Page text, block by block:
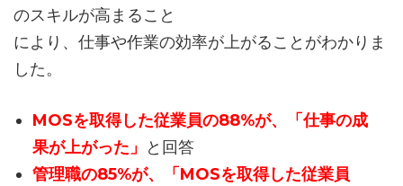
のスキルが高まること
により、仕事や作業の効率が上がることがわかりま
した。
MOSを取得した従業員の88%が、「仕事の成
果が上がった」 と回答
管理職の85%が、「MOSを取得した従業員